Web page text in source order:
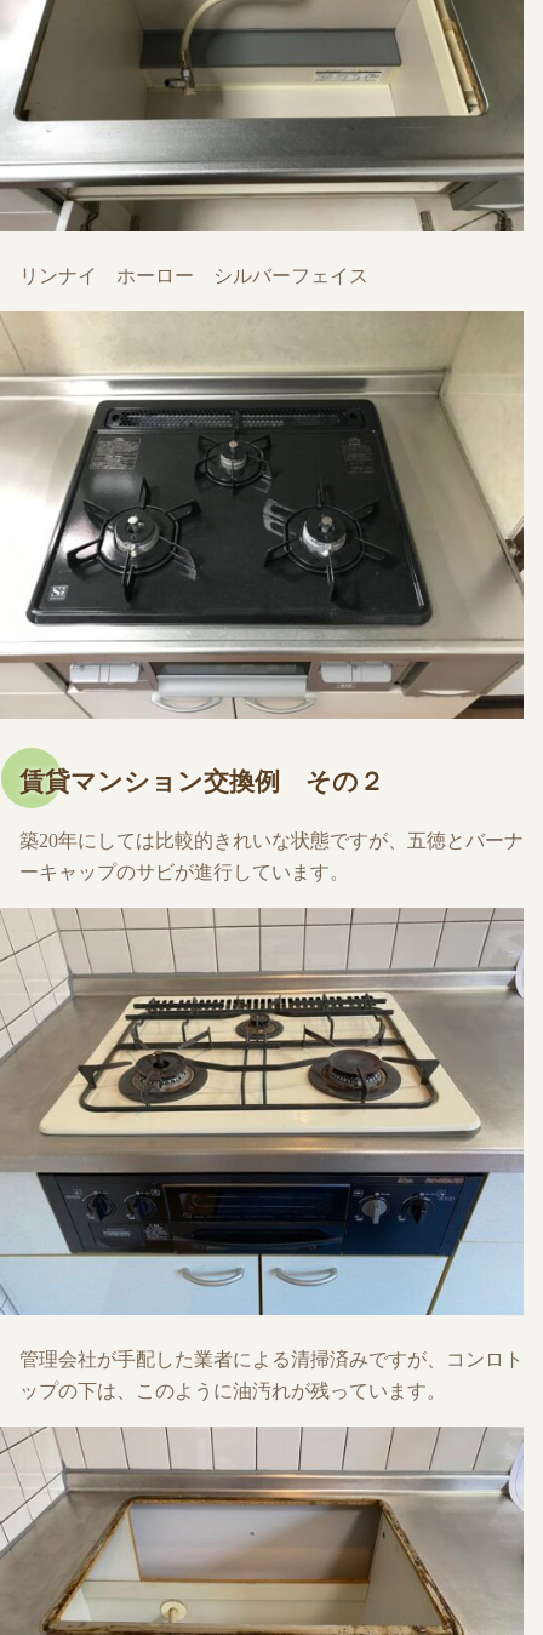
リンナイ ホーロー シルバーフェイス
賃貸マンション交換例 その２
築20年にしては比較的きれいな状態ですが、五徳とバーナ
ーキャップのサビが進行しています。
管理会社が手配した業者による清掃済みですが、コンロト
ップの下は、このように油汚れが残っています。